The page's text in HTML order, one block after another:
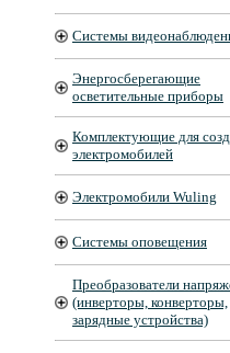
Системы
Энергосберегающие
осветительные приборы
Комплектующие для
электромобилей
Электромобили Wuling
Системы оповещения
Преобразователи
(инверторы, конверторы,
зарядные устройства)